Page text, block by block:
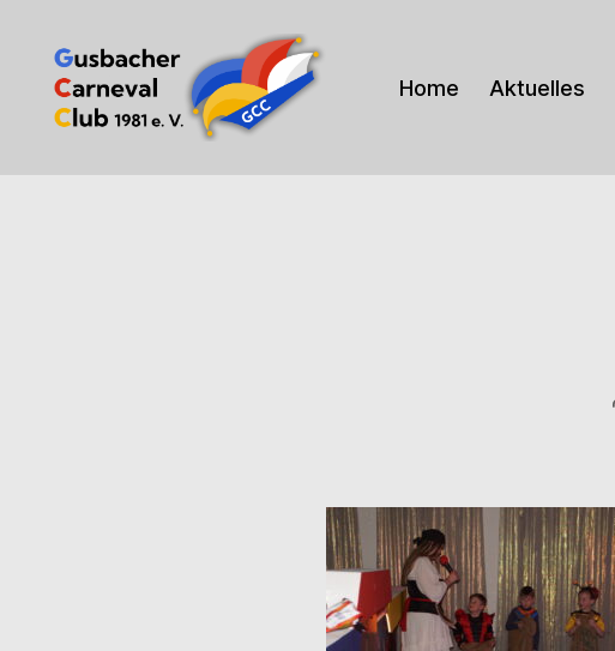
Home Aktuelles